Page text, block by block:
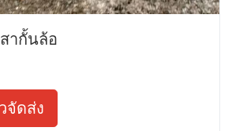
ากั้นล้อ
จัดส่ง